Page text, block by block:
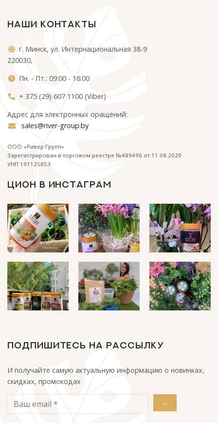
НАШИ КОНТАКТЫ
г. Минск, ул. Интернациональная 38-9
220030,
Пн. - Пт.: 09:00 - 16:00
+ 375 (29) 607 1100 (Viber)
Адрес для электронных оращений:
sales@river-group.by
ООО «Ривер Групп»
Зарегистрирован в торговом реестре №489496 от 11.08.2020
УНП 191125853
ЦИОН В ИНСТАГРАМ
ПОДПИШИТЕСЬ НА РАССЫЛКУ
И получайте самую актуальную информацию о новинках,
скидках, промокодах